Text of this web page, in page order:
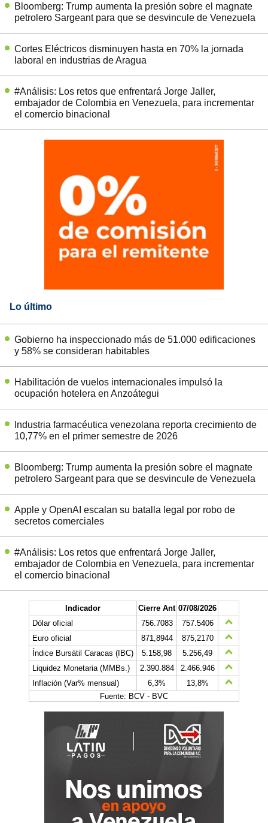
Bloomberg: Trump aumenta la presión sobre el magnate
petrolero Sargeant para que se desvincule de Venezuela
Cortes Eléctricos disminuyen hasta en 70% la jornada
laboral en industrias de Aragua
#Análisis: Los retos que enfrentará Jorge Jaller,
embajador de Colombia en Venezuela, para incrementar
el comercio binacional
Lo último
Gobierno ha inspeccionado más de 51.000 edificaciones
y 58% se consideran habitables
Habilitación de vuelos internacionales impulsó la
ocupación hotelera en Anzoátegui
Industria farmacéutica venezolana reporta crecimiento de
10,77% en el primer semestre de 2026
Bloomberg: Trump aumenta la presión sobre el magnate
petrolero Sargeant para que se desvincule de Venezuela
Apple y OpenAI escalan su batalla legal por robo de
secretos comerciales
#Análisis: Los retos que enfrentará Jorge Jaller,
embajador de Colombia en Venezuela, para incrementar
el comercio binacional
Indicador Cierre Ant 07/08/2026
Dólar oficial
756.7083
757.5406
Euro oficial
871,8944
875,2170
Índice Bursátil Caracas (IBC)
5.158,98
5.256,49
Liquidez Monetaria (MMBs.)
2.390.884
2.466.946
Inflación (Var% mensual)
6,3%
13,8%
Fuente: BCV - BVC